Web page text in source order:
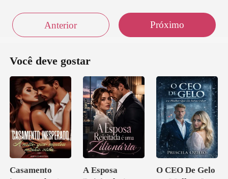
Anterior Próximo
Você deve gostar
Casamento
A Esposa
O CEO De Gelo